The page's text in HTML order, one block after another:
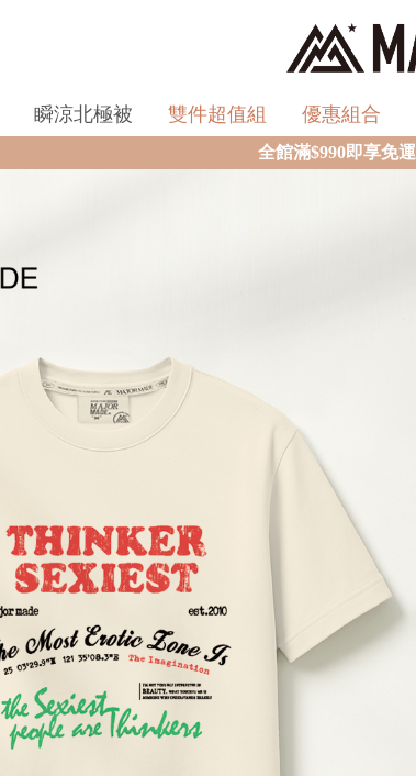
瞬涼北極被 雙件超值組 優惠組合
全館滿$990即享免運🛒現貨商品2個工作天